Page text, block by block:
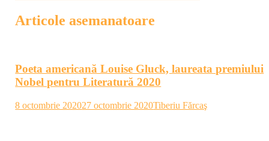
Articole asemanatoare
Poeta americană Louise Gluck, laureata premiului
Nobel pentru Literatură 2020
8 octombrie 202027 octombrie 2020Tiberiu Fărcaş